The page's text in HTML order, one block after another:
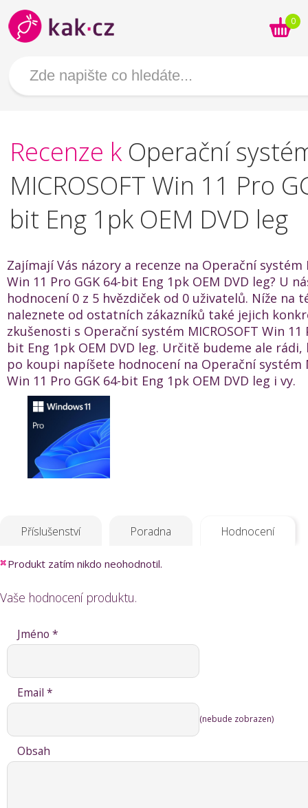
0
Recenze k Operační
MICROSOFT Win 11 Pro
bit Eng 1pk OEM DVD leg
Zajímají Vás názory a recenze na Operační systém
Win 11 Pro GGK 64-bit Eng 1pk OEM DVD leg? U
hodnocení 0 z 5 hvězdiček od 0 uživatelů. Níže na
naleznete od ostatních zákazníků také jejich
zkušenosti s Operační systém MICROSOFT Win 11
bit Eng 1pk OEM DVD leg. Určitě budeme ale rádi,
po koupi napíšete hodnocení na Operační systém
Win 11 Pro GGK 64-bit Eng 1pk OEM DVD leg i vy.
Příslušenství Poradna Hodnocení
Produkt zatím nikdo neohodnotil.
Vaše hodnocení produktu.
Jméno *
Email *
(nebude zobrazen)
Obsah